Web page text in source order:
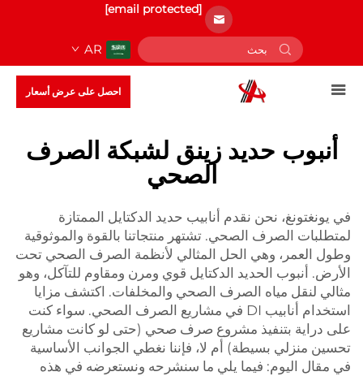
[email protected]
AR
احصل على عرض أسعار
أنبوب حديد زينق لشبكة الصرف
الصحي
في يونغتونغ، نحن نقدم أنابيب حديد الدكتايل الممتازة
لمتطلبات الصرف الصحي. تشتهر منتجاتنا بالقوة والموثوقية
وطول العمر، وهي الحل المثالي لأنظمة الصرف الصحي تحت
الأرض. أنبوب الحديد الدكتايل قوي ومرن ومقاوم للتآكل، وهو
مثالي لنقل مياه الصرف الصحي والمخلفات. اكتشف مزايا
استخدام أنابيب DI في مشاريع الصرف الصحي. سواء كنت
على دراية بتنفيذ مشروع صرف صحي (حتى لو كانت مشاريع
تحسين منزلي بسيطة) أم لا، فإننا نغطي الجوانب الأساسية
في مقال اليوم: فيما يلي ما سنشرحه ونستعرضه في هذه